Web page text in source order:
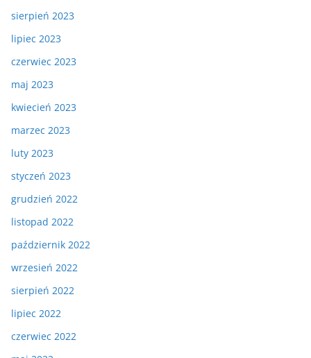
sierpień 2023
lipiec 2023
czerwiec 2023
maj 2023
kwiecień 2023
marzec 2023
luty 2023
styczeń 2023
grudzień 2022
listopad 2022
październik 2022
wrzesień 2022
sierpień 2022
lipiec 2022
czerwiec 2022